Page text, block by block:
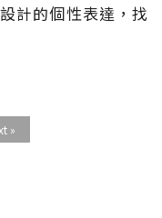
計的個性表達，找
»